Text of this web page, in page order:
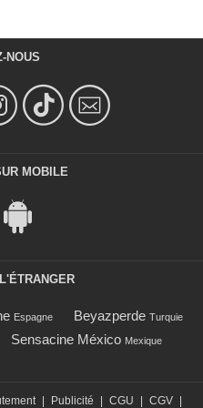
NOUS
MOBILE
Espagne Beyazperde Turquie
Sensacine México Mexique
| Publicité | CGU | CGV |